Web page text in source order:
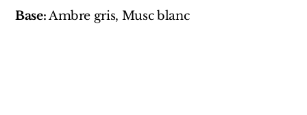
Base:Ambre gris, Musc blanc
Pernoire